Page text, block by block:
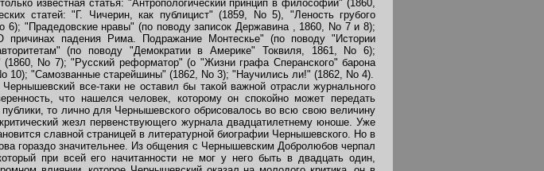
известная статья: "Антропологический принцип в философии" (1860,
статей: "Г. Чичерин, как публицист" (1859, No 5), "Леность грубого
6); "Прадедовские нравы" (по поводу записок Державина , 1860, No 7 и 8);
падения Рима. Подражание Монтескье" (по поводу "Истории
(по поводу "Демократии в Америке" Токвиля, 1861, No 6);
No 7); "Русский реформатор" (о "Жизни графа Сперанского" барона
10); "Самозванные старейшины" (1862, No 3); "Научились ли!" (1862, No 4).
все-таки не оставил бы такой важной отрасли журнального
что нашелся человек, которому он спокойно может передать
то лично для Чернышевского обрисовалось во всю свою величину
жезл первенствующего журнала двадцатилетнему юноше. Уже
славной страницей в литературной биографии Чернышевского. Но в
гораздо значительнее. Из общения с Чернышевским Добролюбов черпал
при всей его начитанности не мог у него быть в двадцать один,